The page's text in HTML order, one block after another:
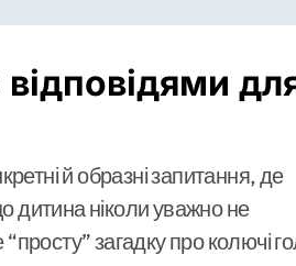
й образні запитання, де
дитина ніколи уважно не
загадку про колючі